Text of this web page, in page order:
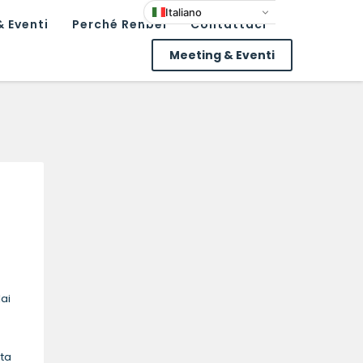
Eventi Perché Renbel
Contattaci
Meeting & Eventi
Italiano